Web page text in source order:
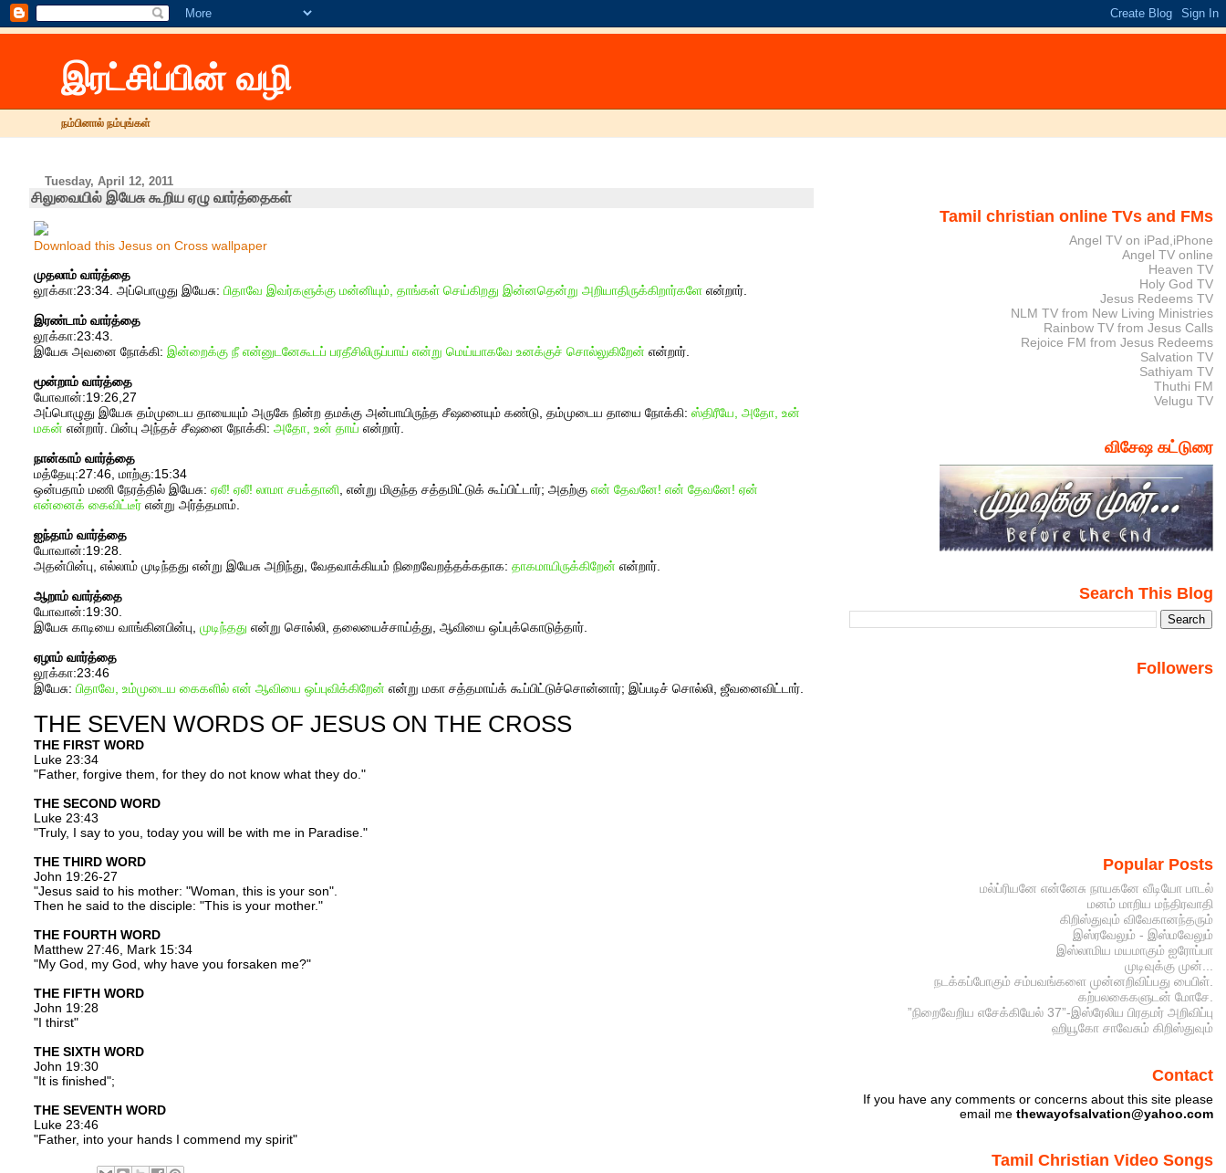
இரட்சிப்பின் வழி
நம்பினால் நம்புங்கள்
Tuesday, April 12, 2011
சிலுவையில் இயேசு கூறிய ஏழு வார்த்தைகள்
Download this Jesus on Cross wallpaper
முதலாம் வார்த்தை
லூக்கா:23:34. அப்பொழுது இயேசு: பிதாவே இவர்களுக்கு மன்னியும், தாங்கள் செய்கிறது இன்னதென்று அறியாதிருக்கிறார்களேஎன்றார்.
இரண்டாம் வார்த்தை
லூக்கா:23:43.
இயேசு அவனை நோக்கி: இன்றைக்கு நீ என்னுடனேகூடப் பரதீசிலிருப்பாய் என்று மெய்யாகவே உனக்குச் சொல்லுகிறேன் என்றார்.
மூன்றாம் வார்த்தை
யோவான்:19:26,27
அப்பொழுது இயேசு தம்முடைய தாயையும் அருகே நின்ற தமக்கு அன்பாயிருந்த சீஷனையும் கண்டு, தம்முடைய தாயை நோக்கி: ஸ்திரீயே, அதோ, உன்
மகன் என்றார். பின்பு அந்தச் சீஷனை நோக்கி: அதோ, உன் தாய் என்றார்.
நான்காம் வார்த்தை
மத்தேயு:27:46, மாற்கு:15:34
ஒன்பதாம் மணி நேரத்தில் இயேசு: ஏலீ! ஏலீ! லாமா சபக்தானி, என்று மிகுந்த சத்தமிட்டுக் கூப்பிட்டார்; அதற்கு என் தேவனே! என் தேவனே! ஏன்
என்னைக் கைவிட்டீர்என்று அர்த்தமாம்.
ஐந்தாம் வார்த்தை
யோவான்:19:28.
அதன்பின்பு, எல்லாம் முடிந்தது என்று இயேசு அறிந்து, வேதவாக்கியம் நிறைவேறத்தக்கதாக: தாகமாயிருக்கிறேன் என்றார்.
ஆறாம் வார்த்தை
யோவான்:19:30.
இயேசு காடியை வாங்கினபின்பு, முடிந்தது என்று சொல்லி, தலையைச்சாய்த்து, ஆவியை ஒப்புக்கொடுத்தார்.
ஏழாம் வார்த்தை
லூக்கா:23:46
இயேசு: பிதாவே, உம்முடைய கைகளில் என் ஆவியை ஒப்புவிக்கிறேன் என்று மகா சத்தமாய்க் கூப்பிட்டுச்சொன்னார்; இப்படிச் சொல்லி, ஜீவனைவிட்டார்.
THE SEVEN WORDS OF JESUS ON THE CROSS
THE FIRST WORD
Luke 23:34
"Father, forgive them, for they do not know what they do."
THE SECOND WORD
Luke 23:43
"Truly, I say to you, today you will be with me in Paradise."
THE THIRD WORD
John 19:26-27
"Jesus said to his mother: "Woman, this is your son".
Then he said to the disciple: "This is your mother."
THE FOURTH WORD
Matthew 27:46, Mark 15:34
"My God, my God, why have you forsaken me?"
THE FIFTH WORD
John 19:28
"I thirst"
THE SIXTH WORD
John 19:30
"It is finished";
THE SEVENTH WORD
Luke 23:46
"Father, into your hands I commend my spirit"
Tamil christian online TVs and FMs
Angel TV on iPad,iPhone
Angel TV online
Heaven TV
Holy God TV
Jesus Redeems TV
NLM TV from New Living Ministries
Rainbow TV from Jesus Calls
Rejoice FM from Jesus Redeems
Salvation TV
Sathiyam TV
Thuthi FM
Velugu TV
விசேஷ கட்டுரை
Search This Blog
Followers
Popular Posts
மல்ப்ரியனே என்னேசு நாயகனே வீடியோ பாடல்
மனம் மாறிய மந்திரவாதி
கிறிஸ்துவும் விவேகானந்தரும்
இஸ்ரவேலும் - இஸ்மவேலும்
இஸ்லாமிய மயமாகும் ஐரோப்பா
முடிவுக்கு முன்...
நடக்கப்போகும் சம்பவங்களை முன்னறிவிப்பது பைபிள்.
கற்பலகைகளுடன் மோசே.
”நிறைவேறிய எசேக்கியேல் 37”-இஸ்ரேலிய பிரதமர் அறிவிப்பு
ஹியூகோ சாவேசும் கிறிஸ்துவும்
Contact
If you have any comments or concerns about this site please
email me thewayofsalvation@yahoo.com
Tamil Christian Video Songs